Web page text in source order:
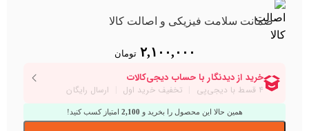
ضمانت سلامت فیزیکی و اصالت کالا
۲,۱۰۰,۰۰۰ تومان
همین حالا این محصول را بخرید و 2,100 امتیاز کسب کنید!